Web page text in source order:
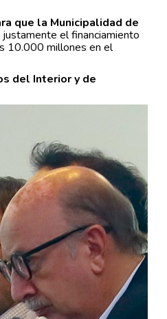
que la Municipalidad de
el financiamiento
10.000 millones en el
del Interior y de